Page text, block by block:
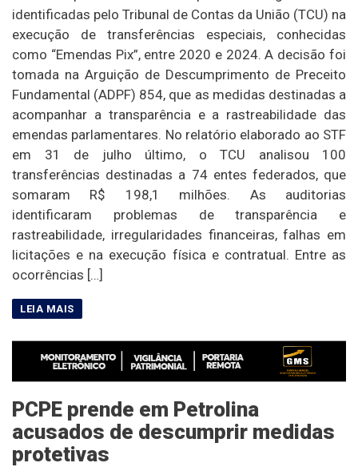
identificadas pelo Tribunal de Contas da União (TCU) na
execução de transferências especiais, conhecidas
como “Emendas Pix”, entre 2020 e 2024. A decisão foi
tomada na Arguição de Descumprimento de Preceito
Fundamental (ADPF) 854, que as medidas destinadas a
acompanhar a transparência e a rastreabilidade das
emendas parlamentares. No relatório elaborado ao STF
em 31 de julho último, o TCU analisou 100
transferências destinadas a 74 entes federados, que
somaram R$ 198,1 milhões. As auditorias
identificaram problemas de transparência e
rastreabilidade, irregularidades financeiras, falhas em
licitações e na execução física e contratual. Entre as
ocorrências […]
PCPE prende em Petrolina
acusados de descumprir medidas
protetivas